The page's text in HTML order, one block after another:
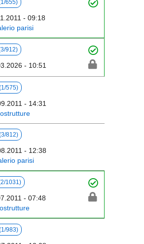
655)
- 09:18
parisi
912)
- 10:51
575)
- 14:31
812)
- 12:38
parisi
1031)
- 07:48
983)